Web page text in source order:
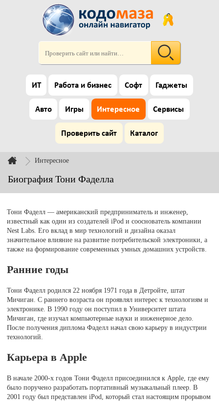
ИТ Работа и бизнес Софт Гаджеты
Авто Игры Интересное Сервисы
Проверить сайт Каталог
Интересное
Биография Тони Фаделла
Тони Фаделл — американский предприниматель и инженер,
известный как один из создателей iPod и сооснователь компании
Nest Labs. Его вклад в мир технологий и дизайна оказал
значительное влияние на развитие потребительской электроники, а
также на формирование современных умных домашних устройств.
Ранние годы
Тони Фаделл родился 22 ноября 1971 года в Детройте, штат
Мичиган. С раннего возраста он проявлял интерес к технологиям и
электронике. В 1990 году он поступил в Университет штата
Мичиган, где изучал компьютерные науки и инженерное дело.
После получения диплома Фаделл начал свою карьеру в индустрии
технологий.
Карьера в Apple
В начале 2000-х годов Тони Фаделл присоединился к Apple, где ему
было поручено разработать портативный музыкальный плеер. В
2001 году был представлен iPod, который стал настоящим прорывом